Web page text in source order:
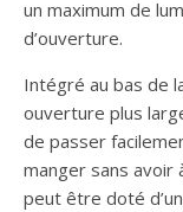
un maximum de
d’ouverture.
Intégré au bas de
ouverture plus
de passer
manger sans avoir
peut être doté